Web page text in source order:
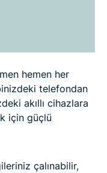
mıdır?
gerekir mi?
hemen her
telefondan
akıllı cihazlara
için güçlü
çalınabilir,